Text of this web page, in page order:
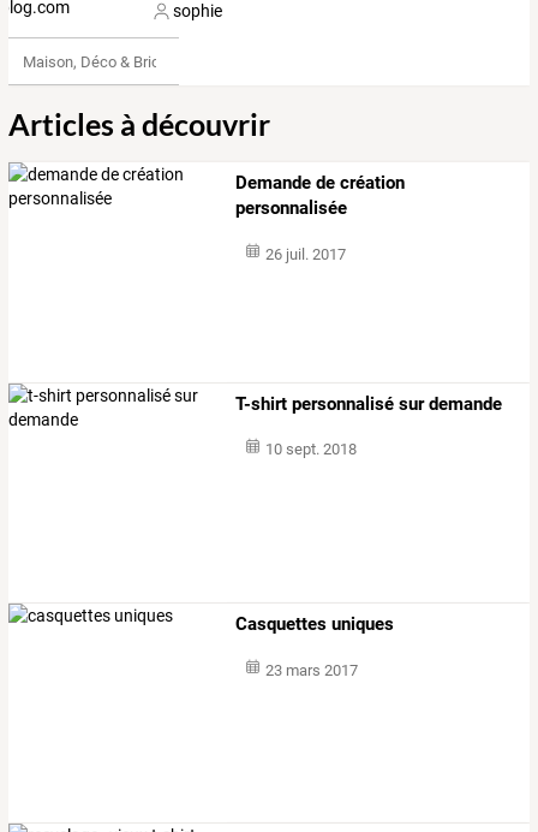
sophie
Maison, Déco & Bricolage
Articles à découvrir
Demande de création
personnalisée
26 juil. 2017
T-shirt personnalisé sur demande
10 sept. 2018
Casquettes uniques
23 mars 2017